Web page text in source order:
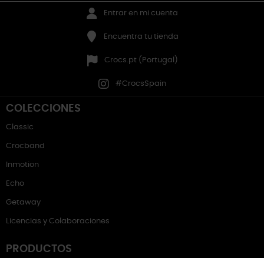
Entrar en mi cuenta
Encuentra tu tienda
Crocs.pt (Portugal)
#CrocsSpain
COLECCIONES
Classic
Crocband
Inmotion
Echo
Getaway
Licencias y Colaboraciones
PRODUCTOS